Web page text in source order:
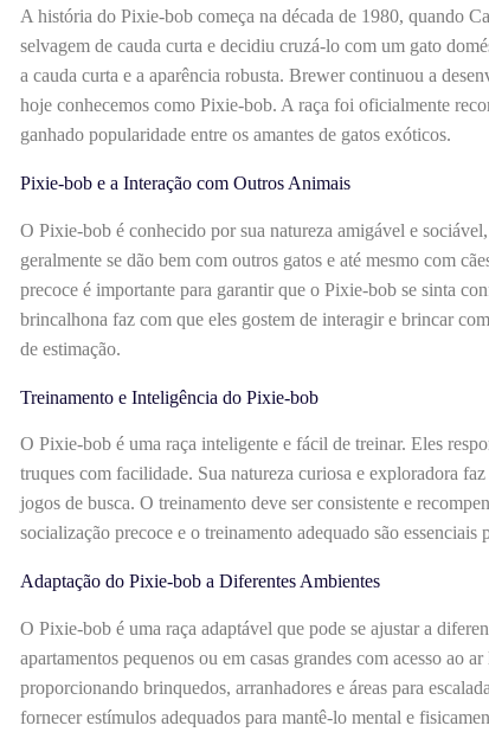
A história do Pixie-bob começa na década de 1980, quando
selvagem de cauda curta e decidiu cruzá-lo com um gato
a cauda curta e a aparência robusta. Brewer continuou a
hoje conhecemos como Pixie-bob. A raça foi oficialmente
ganhado popularidade entre os amantes de gatos exóticos.
Pixie-bob e a Interação com Outros Animais
O Pixie-bob é conhecido por sua natureza amigável e
geralmente se dão bem com outros gatos e até mesmo com
precoce é importante para garantir que o Pixie-bob se sinta
brincalhona faz com que eles gostem de interagir e brincar
de estimação.
Treinamento e Inteligência do Pixie-bob
O Pixie-bob é uma raça inteligente e fácil de treinar. Eles
truques com facilidade. Sua natureza curiosa e exploradora
jogos de busca. O treinamento deve ser consistente e
socialização precoce e o treinamento adequado são
Adaptação do Pixie-bob a Diferentes Ambientes
O Pixie-bob é uma raça adaptável que pode se ajustar a
apartamentos pequenos ou em casas grandes com acesso ao
proporcionando brinquedos, arranhadores e áreas para
fornecer estímulos adequados para mantê-lo mental e